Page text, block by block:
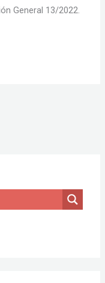
General 13/2022.